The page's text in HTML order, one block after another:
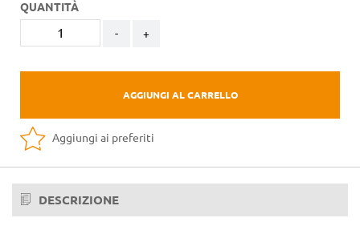
QUANTITÀ
- +
AGGIUNGI AL CARRELLO
Aggiungi ai preferiti
DESCRIZIONE